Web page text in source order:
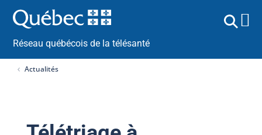
Réseau québécois de la télésanté
Actualités